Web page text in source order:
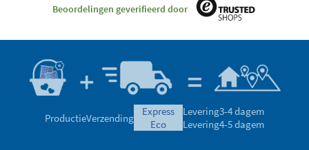
Beoordelingen geverifieerd door
ProductieVerzending
express
eco
Levering3-4 dagem
Levering4-5 dagem